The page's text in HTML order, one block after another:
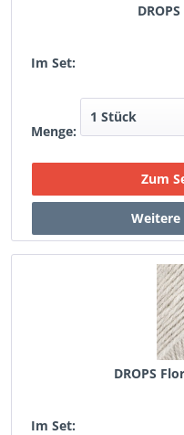
Im Set:
Menge:
DROPS
Im Set: